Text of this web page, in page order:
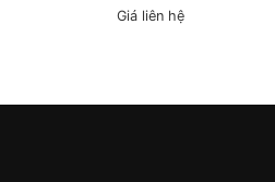
Giá liên hệ